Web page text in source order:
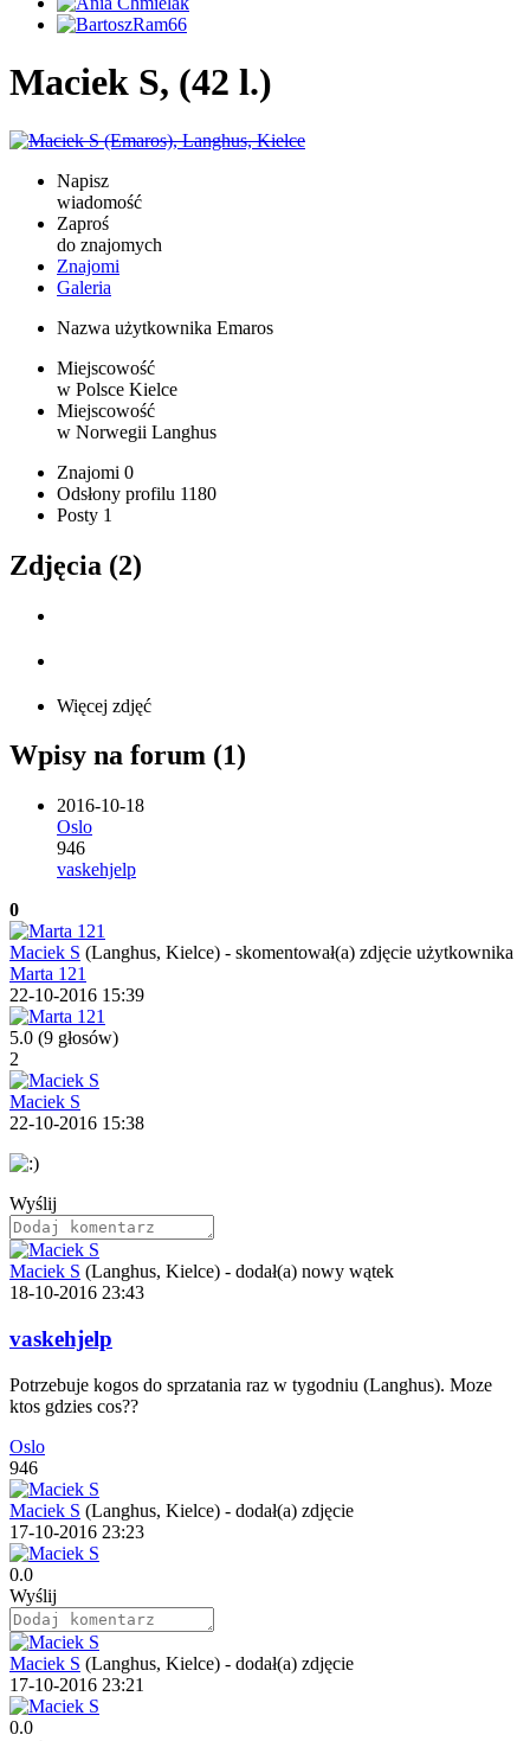
Maciek S, (42 l.)
Napisz
wiadomość
Zaproś
do znajomych
Znajomi
Galeria
Nazwa użytkownika Emaros
Miejscowość
w Polsce Kielce
Miejscowość
w Norwegii Langhus
Znajomi 0
Odsłony profilu 1180
Posty 1
Zdjęcia (2)
Więcej zdjęć
Wpisy na forum (1)
2016-10-18
Oslo
946
vaskehjelp
0
Maciek S (Langhus, Kielce) - skomentował(a) zdjęcie użytkownika
Marta 121
22-10-2016 15:39
5.0 (9 głosów)
2
Maciek S
22-10-2016 15:38
Wyślij
Maciek S (Langhus, Kielce) - dodał(a) nowy wątek
18-10-2016 23:43
vaskehjelp
Potrzebuje kogos do sprzatania raz w tygodniu (Langhus). Moze
ktos gdzies cos??
Oslo
946
Maciek S (Langhus, Kielce) - dodał(a) zdjęcie
17-10-2016 23:23
0.0
Wyślij
Maciek S (Langhus, Kielce) - dodał(a) zdjęcie
17-10-2016 23:21
0.0